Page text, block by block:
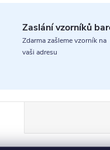
Zaslání vzorníků
Zdarma zašleme vzorník na
vaši adresu